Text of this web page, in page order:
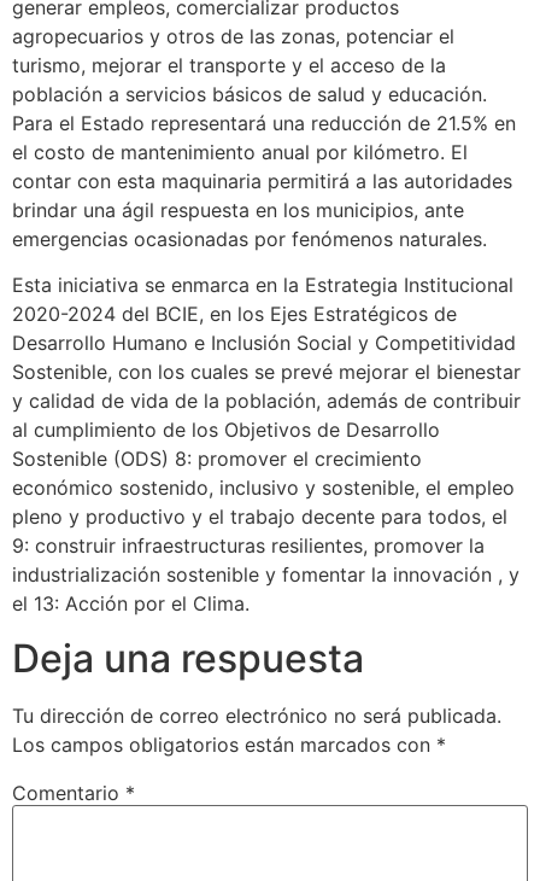
generar empleos, comercializar productos
agropecuarios y otros de las zonas, potenciar el
turismo, mejorar el transporte y el acceso de la
población a servicios básicos de salud y educación.
Para el Estado representará una reducción de 21.5% en
el costo de mantenimiento anual por kilómetro. El
contar con esta maquinaria permitirá a las autoridades
brindar una ágil respuesta en los municipios, ante
emergencias ocasionadas por fenómenos naturales.
Esta iniciativa se enmarca en la Estrategia Institucional
2020-2024 del BCIE, en los Ejes Estratégicos de
Desarrollo Humano e Inclusión Social y Competitividad
Sostenible, con los cuales se prevé mejorar el bienestar
y calidad de vida de la población, además de contribuir
al cumplimiento de los Objetivos de Desarrollo
Sostenible (ODS) 8: promover el crecimiento
económico sostenido, inclusivo y sostenible, el empleo
pleno y productivo y el trabajo decente para todos, el
9: construir infraestructuras resilientes, promover la
industrialización sostenible y fomentar la innovación , y
el 13: Acción por el Clima.
Deja una respuesta
Tu dirección de correo electrónico no será publicada.
Los campos obligatorios están marcados con *
Comentario *